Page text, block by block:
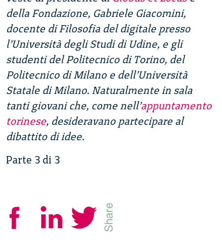
della Fondazione, Gabriele Giacomini,
docente di Filosofia del digitale presso
l’Università degli Studi di Udine, e gli
studenti del Politecnico di Torino, del
Politecnico di Milano e dell’Università
Statale di Milano. Naturalmente in sala
tanti giovani che, come nell’appuntamento
torinese, desideravano partecipare al
dibattito di idee.
Parte 3 di 3